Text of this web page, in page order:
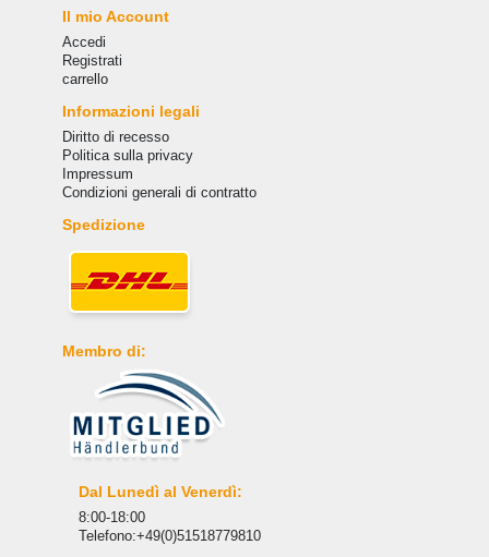
Il mio Account
Accedi
Registrati
carrello
Informazioni legali
Diritto di recesso
Politica sulla privacy
Impressum
Condizioni generali di contratto
Spedizione
Membro di:
Dal Lunedì al Venerdì:
8:00-18:00
Telefono:+49(0)51518779810